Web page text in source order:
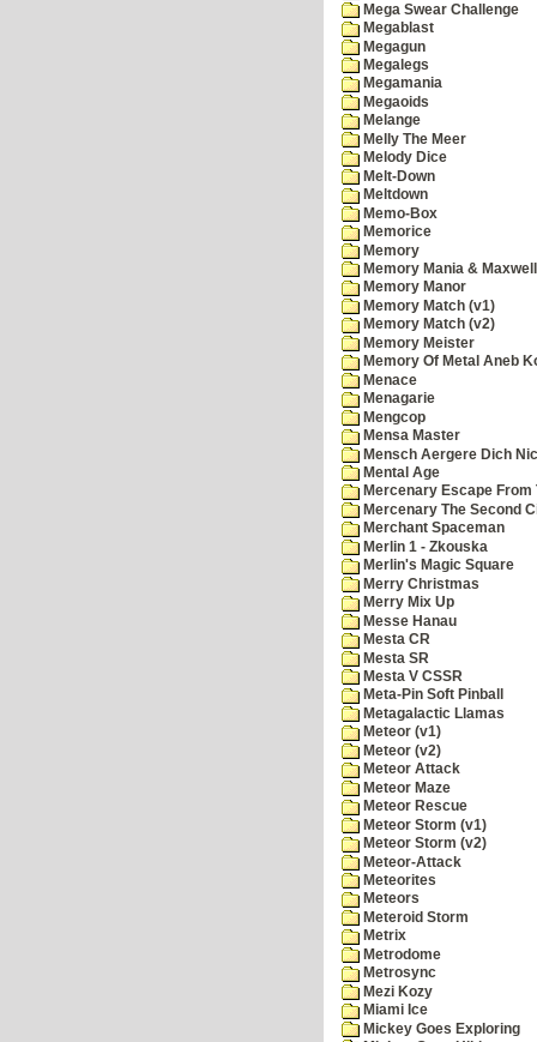
Mega Swear Challenge
Megablast
Megagun
Megalegs
Megamania
Megaoids
Melange
Melly The Meer
Melody Dice
Melt-Down
Meltdown
Memo-Box
Memorice
Memory
Memory Mania &
Memory Manor
Memory Match (v1)
Memory Match (v2)
Memory Meister
Memory Of Metal Aneb
Menace
Menagarie
Mengcop
Mensa Master
Mensch Aergere Dich
Mental Age
Mercenary Escape From
Mercenary The Second
Merchant Spaceman
Merlin 1 - Zkouska
Merlin's Magic Square
Merry Christmas
Merry Mix Up
Messe Hanau
Mesta CR
Mesta SR
Mesta V CSSR
Meta-Pin Soft Pinball
Metagalactic Llamas
Meteor (v1)
Meteor (v2)
Meteor Attack
Meteor Maze
Meteor Rescue
Meteor Storm (v1)
Meteor Storm (v2)
Meteor-Attack
Meteorites
Meteors
Meteroid Storm
Metrix
Metrodome
Metrosync
Mezi Kozy
Miami Ice
Mickey Goes Exploring